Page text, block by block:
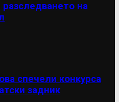
на
спечели конкурса
задник